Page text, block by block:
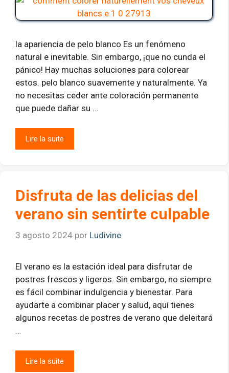
la apariencia de pelo blanco Es un fenómeno
natural e inevitable. Sin embargo, ¡que no cunda el
pánico! Hay muchas soluciones para colorear
estos. pelo blanco suavemente y naturalmente. Ya
no necesitas ceder ante coloración permanente
que puede dañar su …
Lire la suite
Disfruta de las delicias del
verano sin sentirte culpable
3 agosto 2024 por Ludivine
El verano es la estación ideal para disfrutar de
postres frescos y ligeros. Sin embargo, no siempre
es fácil combinar indulgencia y bienestar. Para
ayudarte a combinar placer y salud, aquí tienes
algunos recetas de postres de verano que deleitará
…
Lire la suite